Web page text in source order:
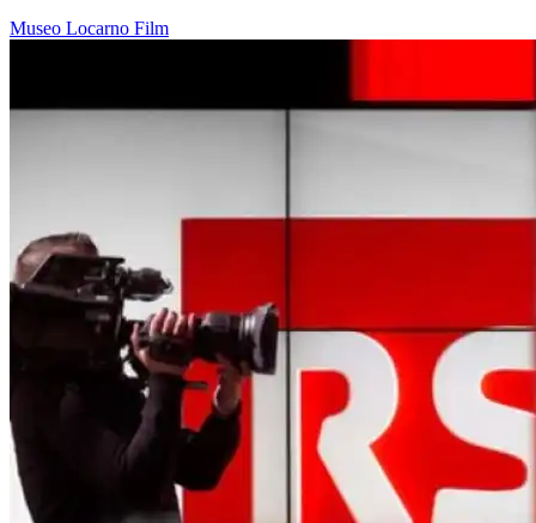
Museo Locarno Film